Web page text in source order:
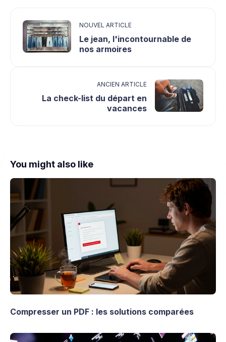
NOUVEL ARTICLE
Le jean, l'incontournable de
nos armoires
ANCIEN ARTICLE
La check-list du départ en
vacances
You might also like
Compresser un PDF : les solutions comparées